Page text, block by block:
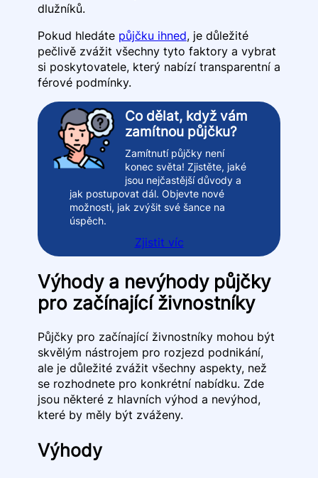
dlužníků.
Pokud hledáte půjčku ihned, je důležité
pečlivě zvážit všechny tyto faktory a vybrat
si poskytovatele, který nabízí transparentní a
férové podmínky.
Co dělat, když vám
zamítnou půjčku?
Zamítnutí půjčky není
konec světa! Zjistěte, jaké
jsou nejčastější důvody a
jak postupovat dál. Objevte nové
možnosti, jak zvýšit své šance na
úspěch.
Zjistit víc
Výhody a nevýhody půjčky
pro začínající živnostníky
Půjčky pro začínající živnostníky mohou být
skvělým nástrojem pro rozjezd podnikání,
ale je důležité zvážit všechny aspekty, než
se rozhodnete pro konkrétní nabídku. Zde
jsou některé z hlavních výhod a nevýhod,
které by měly být zváženy.
Výhody